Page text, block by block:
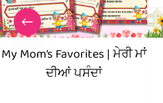
My Mom’s Favorites | ਮੇਰੀ ਮਾਂ
ਦੀਆਂ ਪਸੰਦਾਂ